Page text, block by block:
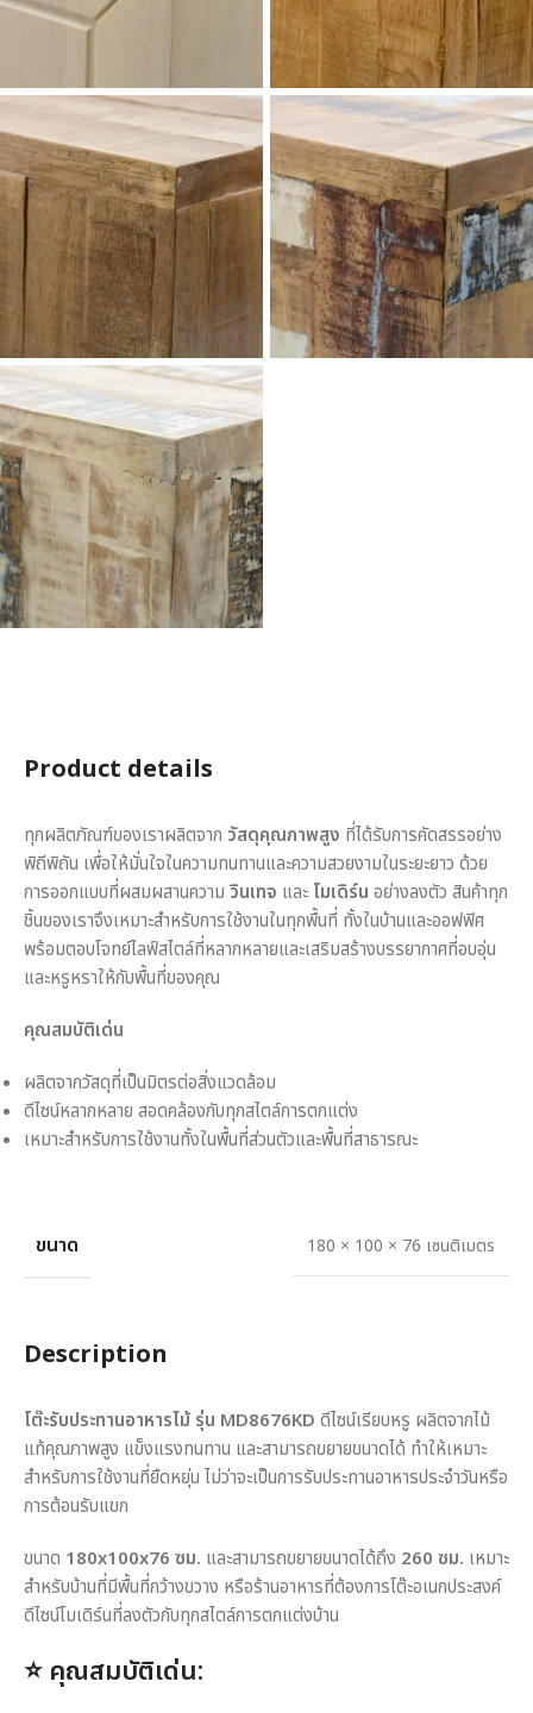
Product details
ทุกผลิตภัณฑ์ของเราผลิตจาก วัสดุคุณภาพสูง ที่ได้รับการคัดสรรอย่าง
พิถีพิถัน เพื่อให้มั่นใจในความทนทานและความสวยงามในระยะยาว ด้วย
การออกแบบที่ผสมผสานความ วินเทจ และ โมเดิร์น อย่างลงตัว สินค้าทุก
ชิ้นของเราจึงเหมาะสำหรับการใช้งานในทุกพื้นที่ ทั้งในบ้านและออฟฟิศ
พร้อมตอบโจทย์ไลฟ์สไตล์ที่หลากหลายและเสริมสร้างบรรยากาศที่อบอุ่น
และหรูหราให้กับพื้นที่ของคุณ
คุณสมบัติเด่น
ผลิตจากวัสดุที่เป็นมิตรต่อสิ่งแวดล้อม
ดีไซน์หลากหลาย สอดคล้องกับทุกสไตล์การตกแต่ง
เหมาะสำหรับการใช้งานทั้งในพื้นที่ส่วนตัวและพื้นที่สาธารณะ
ขนาด 180 × 100 × 76 เซนติเมตร
Description
โต๊ะรับประทานอาหารไม้ รุ่น MD8676KD ดีไซน์เรียบหรู ผลิตจากไม้
แท้คุณภาพสูง แข็งแรงทนทาน และสามารถขยายขนาดได้ ทำให้เหมาะ
สำหรับการใช้งานที่ยืดหยุ่น ไม่ว่าจะเป็นการรับประทานอาหารประจำวันหรือ
การต้อนรับแขก
ขนาด 180x100x76 ซม. และสามารถขยายขนาดได้ถึง 260 ซม. เหมาะ
สำหรับบ้านที่มีพื้นที่กว้างขวาง หรือร้านอาหารที่ต้องการโต๊ะอเนกประสงค์
ดีไซน์โมเดิร์นที่ลงตัวกับทุกสไตล์การตกแต่งบ้าน
⭐ คุณสมบัติเด่น: